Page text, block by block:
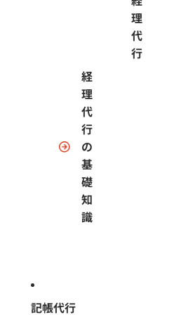
理
代
行
経
理
代
行
の
基
礎
知
識
記帳代行